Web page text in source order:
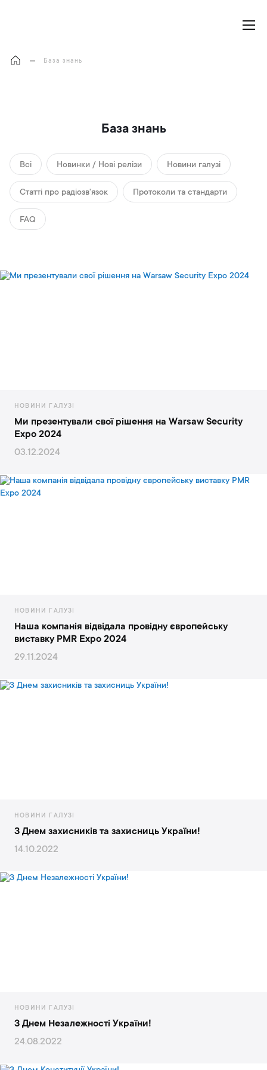
База знань
База знань
Всі Новинки / Нові релізи Новини галузі
Cтатті про радіозв'язок Протоколи та стандарти
FAQ
НОВИНИ ГАЛУЗІ
Ми презентували свої рішення на Warsaw Security
Expo 2024
03.12.2024
НОВИНИ ГАЛУЗІ
Наша компанія відвідала провідну європейську
виставку PMR Expo 2024
29.11.2024
НОВИНИ ГАЛУЗІ
З Днем захисників та захисниць України!
14.10.2022
НОВИНИ ГАЛУЗІ
З Днем Незалежності України!
24.08.2022